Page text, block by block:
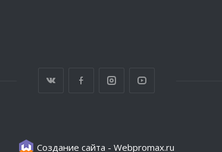
Создание сайта - Webpromax.ru